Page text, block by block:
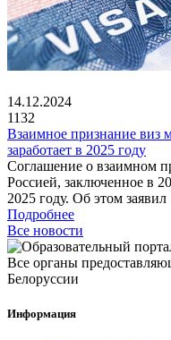
14.12.2024
1132
Взаимное признание виз
заработает в 2025 году
Соглашение о взаимном
Россией, заключенное в
2025 году. Об этом заявил
Подробнее
Все новости
Все органы
Белоруссии
Информация